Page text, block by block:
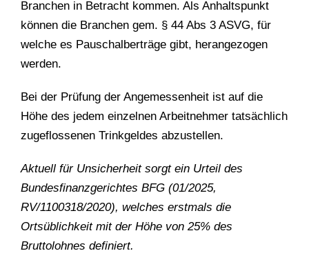
Branchen in Betracht kommen. Als Anhaltspunkt
können die Branchen gem. § 44 Abs 3 ASVG, für
welche es Pauschalberträge gibt, herangezogen
werden.
Bei der Prüfung der Angemessenheit ist auf die
Höhe des jedem einzelnen Arbeitnehmer tatsächlich
zugeflossenen Trinkgeldes abzustellen.
Aktuell für Unsicherheit sorgt ein Urteil des
Bundesfinanzgerichtes BFG (01/2025,
RV/1100318/2020), welches erstmals die
Ortsüblichkeit mit der Höhe von 25% des
Bruttolohnes definiert.